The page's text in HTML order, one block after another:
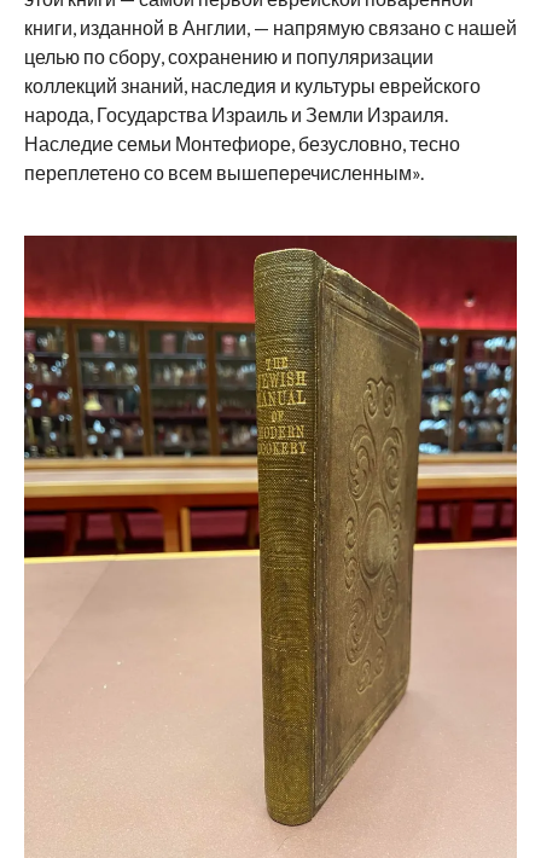
книги, изданной в Англии, — напрямую связано с нашей
целью по сбору, сохранению и популяризации
коллекций знаний, наследия и культуры еврейского
народа, Государства Израиль и Земли Израиля.
Наследие семьи Монтефиоре, безусловно, тесно
переплетено со всем вышеперечисленным».